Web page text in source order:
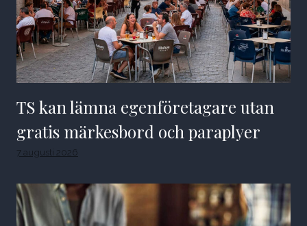
TS kan lämna egenföretagare utan
gratis märkesbord och paraplyer
7 augusti 2026